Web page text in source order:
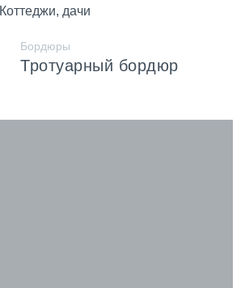
Коттеджи, дачи
Бордюры
Тротуарный бордюр